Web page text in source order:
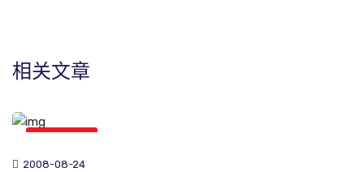
相关文章
2008-08-24